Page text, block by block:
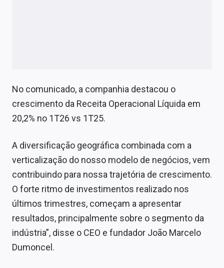
No comunicado, a companhia destacou o
crescimento da Receita Operacional Líquida em
20,2% no 1T26 vs 1T25.
A diversificação geográfica combinada com a
verticalização do nosso modelo de negócios, vem
contribuindo para nossa trajetória de crescimento.
O forte ritmo de investimentos realizado nos
últimos trimestres, começam a apresentar
resultados, principalmente sobre o segmento da
indústria”, disse o CEO e fundador João Marcelo
Dumoncel.